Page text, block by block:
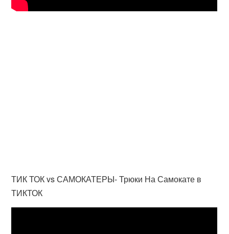
ТИК ТОК vs САМОКАТЕРЫ- Трюки На Самокате в
ТИКТОК